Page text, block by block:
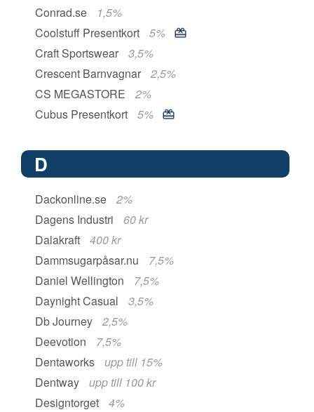
Conrad.se
1,5%
Coolstuff Presentkort
5%
Craft Sportswear
3,5%
Crescent Barnvagnar
2,5%
CS MEGASTORE
2%
Cubus Presentkort
5%
D
Dackonline.se
2%
Dagens Industri
60 kr
Dalakraft
400 kr
Dammsugarpåsar.nu
7,5%
Daniel Wellington
7,5%
Daynight Casual
3,5%
Db Journey
2,5%
Deevotion
7,5%
Dentaworks
upp till 15%
Dentway
upp till 100 kr
Designtorget
4%